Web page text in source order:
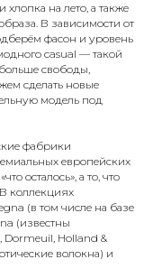
на лето, а также
В зависимости от
фасон и уровень
casual — такой
свободы,
сделать новые
модель под
фабрики
европейских
осталось», а то, что
коллекциях
(в том числе на базе
(известны
Holland &
волокна) и